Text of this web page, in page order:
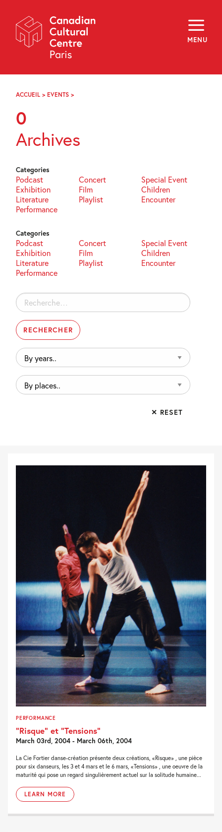
Navigation
MENU
About
Programming
Off-Site
Explore
Archives
FR
ACCUEIL > EVENTS >
0
Archives
Categories
Podcast Concert
Special Event
Exhibition
Film
Children
Literature
Playlist
Encounter
Performance
Categories
Podcast Concert
Special Event
Exhibition
Film
Children
Literature
Playlist
Encounter
Performance
Rechercher :
By
years..
By
places..
✕ RESET
PERFORMANCE
“Risque” et “Tensions”
March 03rd, 2004 - March 06th, 2004
La Cie Fortier danse-création présente deux créations, «Risque» , une pièce
pour six danseurs, les 3 et 4 mars et le 6 mars, «Tensions» , une oeuvre de la
maturité qui pose un regard singulièrement actuel sur la solitude humaine...
LEARN MORE